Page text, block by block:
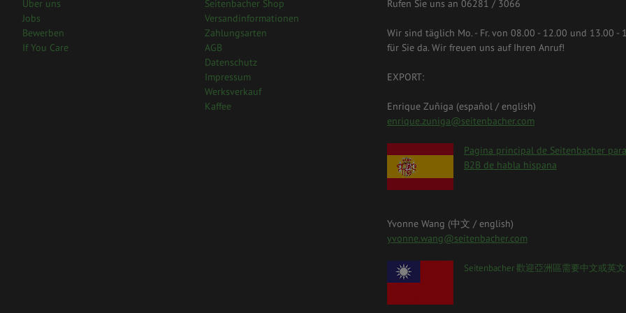
Über uns
Jobs
Bewerben
If You Care
Seitenbacher Shop
Versandinformationen
Zahlungsarten
AGB
Datenschutz
Impressum
Werksverkauf
Kaffee
Rufen Sie uns an 06281 / 3066
Wir sind täglich Mo. - Fr. von 08.00 - 12.00 und 13.00 -
für Sie da. Wir freuen uns auf Ihren Anruf!
EXPORT:
Enrique Zuñiga (español / english)
enrique.zuniga@seitenbacher.com
spanien.pngPagina principal de Seitenbacher
B2B de habla hispana
Yvonne Wang (中⽂ / english)
yvonne.wang@seitenbacher.com
taiwan_0.pngSeitenbacher 歡迎亞洲區需要中⽂或英